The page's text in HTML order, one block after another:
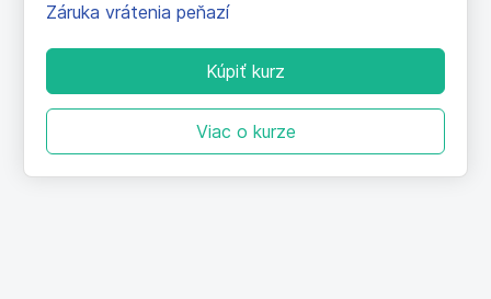
Záruka vrátenia peňazí
Kúpiť kurz
Viac o kurze